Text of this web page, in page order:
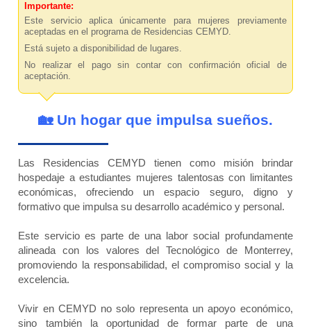
Importante:
Este servicio aplica únicamente para mujeres previamente
aceptadas en el programa de Residencias CEMYD.
Está sujeto a disponibilidad de lugares.
No realizar el pago sin contar con confirmación oficial de
aceptación.
🏡 Un hogar que impulsa sueños.
Las Residencias CEMYD tienen como misión brindar
hospedaje a estudiantes mujeres talentosas con limitantes
económicas, ofreciendo un espacio seguro, digno y
formativo que impulsa su desarrollo académico y personal.
Este servicio es parte de una labor social profundamente
alineada con los valores del Tecnológico de Monterrey,
promoviendo la responsabilidad, el compromiso social y la
excelencia.
Vivir en CEMYD no solo representa un apoyo económico,
sino también la oportunidad de formar parte de una